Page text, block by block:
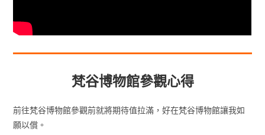
梵谷博物館參觀心得
前往梵谷博物館參觀前就將期待值拉滿，好在梵谷博物館讓我如
願以償。